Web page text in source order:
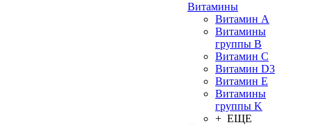
Витамины
Витамин А
Витамины
группы B
Витамин C
Витамин D3
Витамин E
Витамины
группы K
+ ЕЩЕ